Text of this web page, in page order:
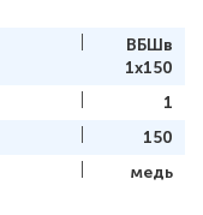
ВБШв
1х150
1
150
медь